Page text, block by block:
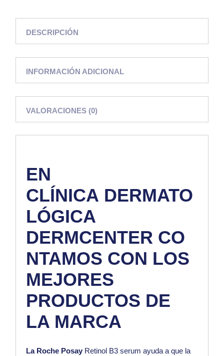
DESCRIPCIÓN
INFORMACIÓN ADICIONAL
VALORACIONES (0)
EN
CLÍNICA DERMATO
LÓGICA
DERMCENTER CO
NTAMOS CON LOS
MEJORES
PRODUCTOS DE
LA MARCA
La Roche Posay Retinol B3 serum ayuda a que la